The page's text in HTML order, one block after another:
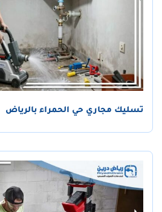
تسليك مجاري حي الحمراء بالرياض